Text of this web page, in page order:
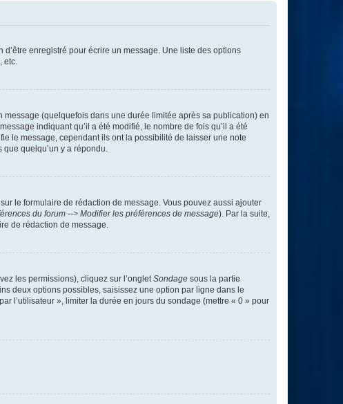
enregistré pour écrire un message. Une liste des options
etc.
(quelquefois dans une durée limitée après sa publication) en
indiquant qu’il a été modifié, le nombre de fois qu’il a été
le message, cependant ils ont la possibilité de laisser une note
quelqu’un y a répondu.
sur le formulaire de rédaction de message. Vous pouvez aussi ajouter
du forum --> Modifier les préférences de message). Par la suite,
de rédaction de message.
les permissions), cliquez sur l’ongletSondage sous la partie
deux options possibles, saisissez une option par ligne dans le
l’utilisateur », limiter la durée en jours du sondage (mettre « 0 » pour